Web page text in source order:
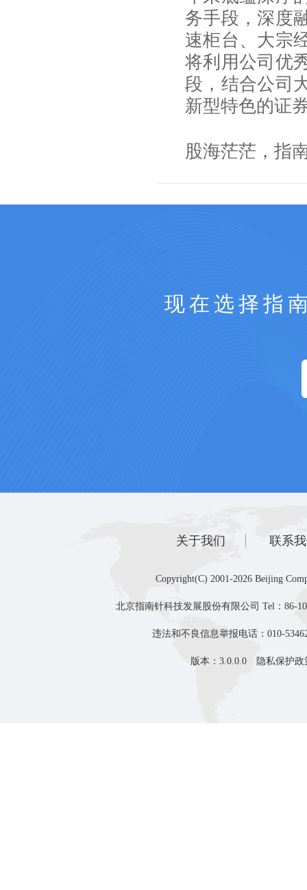
务手段，深度
速柜台、大宗
将利用公司优
段，结合公司
新型特色的证
股海茫茫，指
现在选择指
关于我们 联系
Copyright(C) 2001-2026 Beijing
北京指南针科技发展股份有限公司 Tel：86-
违法和不良信息举报电话：010-
版本：3.0.0.0 隐私保护政